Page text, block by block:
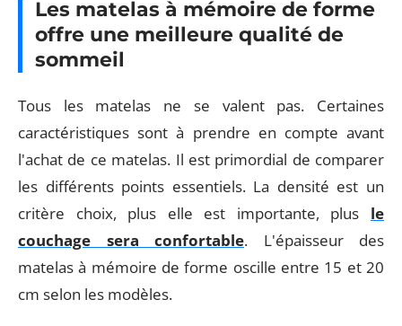
Les matelas à mémoire de forme
offre une meilleure qualité de
sommeil
Tous les matelas ne se valent pas. Certaines
caractéristiques sont à prendre en compte avant
l'achat de ce matelas. Il est primordial de comparer
les différents points essentiels. La densité est un
critère choix, plus elle est importante, plus le
couchage sera confortable. L'épaisseur des
matelas à mémoire de forme oscille entre 15 et 20
cm selon les modèles.